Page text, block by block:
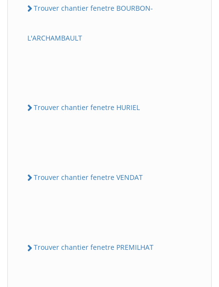
Trouver chantier fenetre BOURBON-
L'ARCHAMBAULT
Trouver chantier fenetre HURIEL
Trouver chantier fenetre VENDAT
Trouver chantier fenetre PREMILHAT